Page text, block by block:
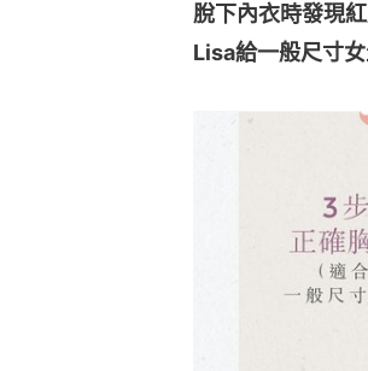
脫下內衣時發現
Lisa給一般尺寸